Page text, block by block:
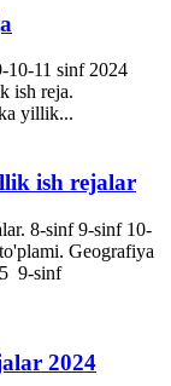
10-11 sinf 2024
ish reja.
yillik...
ish rejalar
8-sinf 9-sinf 10-
Geografiya
9-sinf
2024